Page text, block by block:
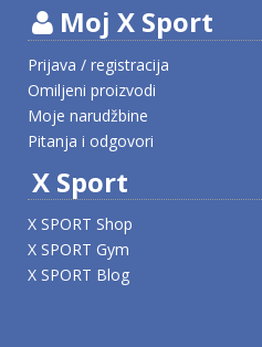
Moj X Sport
Prijava / registracija
Omiljeni proizvodi
Moje narudžbine
Pitanja i odgovori
X Sport
X SPORT Shop
X SPORT Gym
X SPORT Blog